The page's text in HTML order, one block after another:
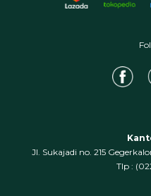
Jl. Sukajadi no. 215
‍Tlp :